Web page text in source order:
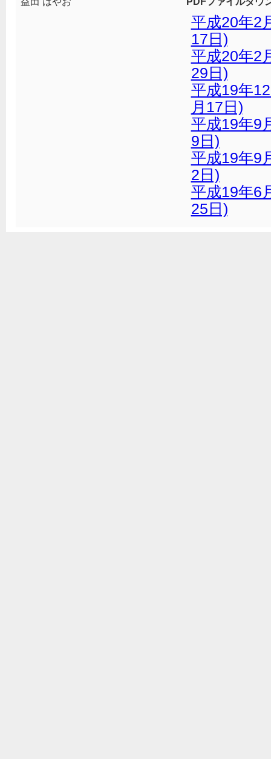
平成20年2
17日)
平成20年2
29日)
平成19年
月17日)
平成19年9
9日)
平成19年9
2日)
平成19年6
25日)